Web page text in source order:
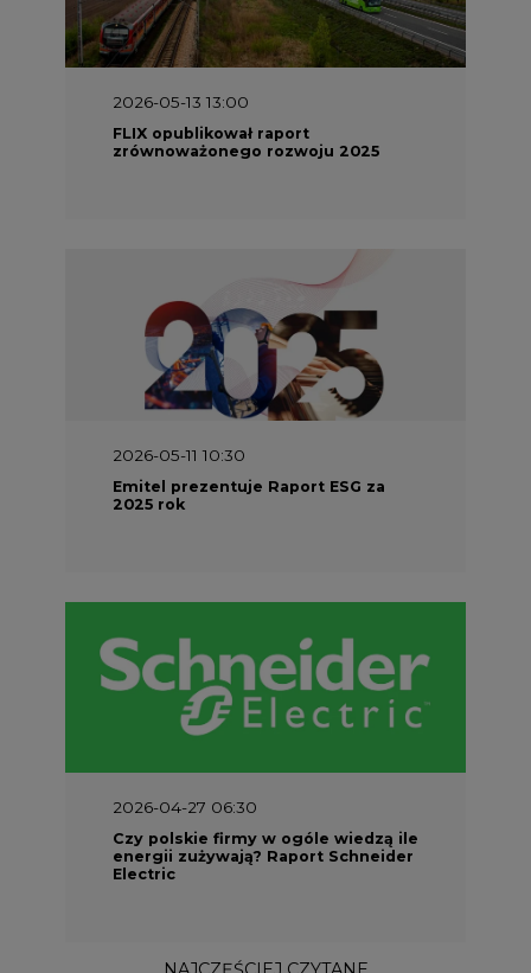
2026-05-13 13:00
FLIX opublikował raport
zrównoważonego rozwoju 2025
2026-05-11 10:30
Emitel prezentuje Raport ESG za
2025 rok
2026-04-27 06:30
Czy polskie firmy w ogóle wiedzą ile
energii zużywają? Raport Schneider
Electric
NAJCZĘŚCIEJ CZYTANE